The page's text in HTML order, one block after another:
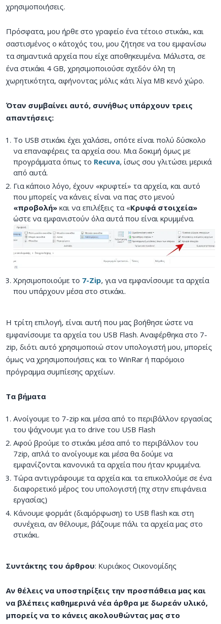
χρησιμοποιήσεις.
Πρόσφατα, μου ήρθε στο γραφείο ένα τέτοιο στικάκι, και
σαστισμένος ο κάτοχός του, μου ζήτησε να του εμφανίσω
τα σημαντικά αρχεία που είχε αποθηκευμένα. Μάλιστα, σε
ένα στικάκι 4 GB, χρησιμοποιούσε σχεδόν όλη τη
χωρητικότητα, αφήνοντας μόλις κάτι λίγα MB κενό χώρο.
Όταν συμβαίνει αυτό, συνήθως υπάρχουν τρεις
απαντήσεις:
Το USB στικάκι έχει χαλάσει, οπότε είναι πολύ δύσκολο
να επαναφέρεις τα αρχεία σου. Μια δοκιμή όμως με
προγράμματα όπως το Recuva, ίσως σου γλιτώσει μερικά
από αυτά.
Για κάποιο λόγο, έχουν «κρυφτεί» τα αρχεία, και αυτό
που μπορείς να κάνεις είναι να πας στο μενού
«προβολή» και να επιλέξεις τα «Κρυφά στοιχεία»
ώστε να εμφανιστούν όλα αυτά που είναι κρυμμένα.
Χρησιμοποιούμε το 7-Ζip, για να εμφανίσουμε τα αρχεία
που υπάρχουν μέσα στο στικάκι.
Η τρίτη επιλογή, είναι αυτή που μας βοήθησε ώστε να
εμφανίσουμε τα αρχεία του USB Flash. Αναφέρθηκα στο 7-
zip, διότι αυτό χρησιμοποιώ στον υπολογιστή μου, μπορείς
όμως να χρησιμοποιήσεις και το WinRar ή παρόμοιο
πρόγραμμα συμπίεσης αρχείων.
Τα βήματα
Ανοίγουμε το 7-zip και μέσα από το περιβάλλον εργασίας
του ψάχνουμε για το drive του USB Flash
Αφού βρούμε το στικάκι μέσα από το περιβάλλον του
7zip, απλά το ανοίγουμε και μέσα θα δούμε να
εμφανίζονται κανονικά τα αρχεία που ήταν κρυμμένα.
Τώρα αντιγράφουμε τα αρχεία και τα επικολλούμε σε ένα
διαφορετικό μέρος του υπολογιστή (πχ στην επιφάνεια
εργασίας)
Κάνουμε φορμάτ (διαμόρφωση) το USB flash και στη
συνέχεια, αν θέλουμε, βάζουμε πάλι τα αρχεία μας στο
στικάκι.
Συντάκτης του άρθρου: Κυριάκος Οικονομίδης
Αν θέλεις να υποστηρίξεις την προσπάθεια μας και
να βλέπεις καθημερινά νέα άρθρα με δωρεάν υλικό,
μπορείς να το κάνεις ακολουθώντας μας στο